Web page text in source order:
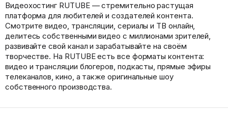
Видеохостинг RUTUBE — стремительно растущая
платформа для любителей и создателей контента.
Смотрите видео, трансляции, сериалы и ТВ онлайн,
делитесь собственными видео с миллионами зрителей,
развивайте свой канал и зарабатывайте на своём
творчестве. На RUTUBE есть все форматы контента:
видео и трансляции блогеров, подкасты, прямые эфиры
телеканалов, кино, а также оригинальные шоу
собственного производства.